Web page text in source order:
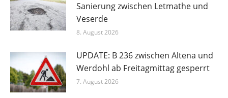
Sanierung zwischen Letmathe und
Veserde
8. August 2026
UPDATE: B 236 zwischen Altena und
Werdohl ab Freitagmittag gesperrt
7. August 2026